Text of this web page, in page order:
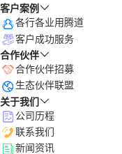
客户案例
各行各业用腾道
客户成功服务
合作伙伴
合作伙伴招募
生态伙伴联盟
关于我们
公司历程
联系我们
新闻资讯